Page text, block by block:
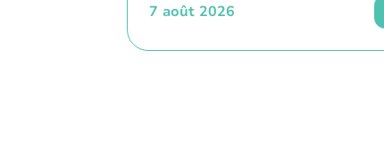
7 août 2026